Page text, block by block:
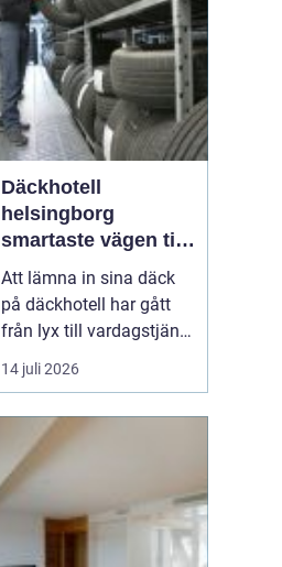
erfaren och
Däckhotell
helsingborg
smartaste vägen till
säkra hjulskift
Att lämna in sina däck
på däckhotell har gått
från lyx till vardagstjänst
för många bilägare. I
Helsingborg med
och växlande väder är en
del av livet, blir frågan
enkel: ska däcken ta
plats i förrådet hemma,
eller ska proffs ta h...
14 juli 2026